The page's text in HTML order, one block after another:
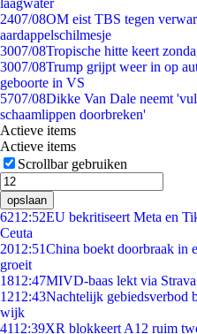
laagwater
2407/08OM eist TBS tegen
aardappelschilmesje
3007/08Tropische hitte keert
3007/08Trump grijpt weer in op
geboorte in VS
5707/08Dikke Van Dale neemt
schaamlippen doorbreken'
Actieve items
Actieve items
Scrollbar gebruiken
opslaan
6212:52EU bekritiseert Meta en
Ceuta
2012:51China boekt doorbraak in
groeit
1812:47MIVD-baas lekt via Strava
1212:43Nachtelijk gebiedsverbod
wijk
4112:39XR blokkeert A12 ruim